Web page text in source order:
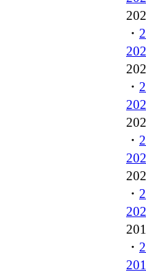
・
・
・
・
・